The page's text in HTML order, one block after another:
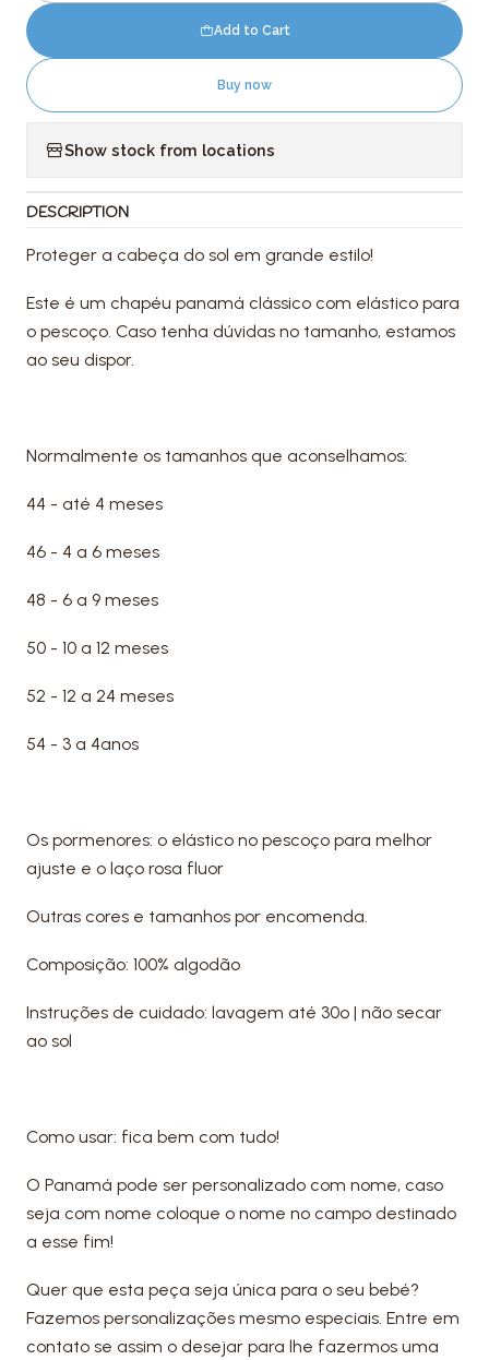
Add to Cart
Buy now
Show stock from locations
DESCRIPTION
Proteger a cabeça do sol em grande estilo!
Este é um chapéu panamá clássico com elástico para
o pescoço. Caso tenha dúvidas no tamanho, estamos
ao seu dispor.
Normalmente os tamanhos que aconselhamos:
44 - até 4 meses
46 - 4 a 6 meses
48 - 6 a 9 meses
50 - 10 a 12 meses
52 - 12 a 24 meses
54 - 3 a 4anos
Os pormenores: o elástico no pescoço para melhor
ajuste e o laço rosa fluor
Outras cores e tamanhos por encomenda.
Composição: 100% algodão
Instruções de cuidado: lavagem até 30º | não secar
ao sol
Como usar: fica bem com tudo!
O Panamá pode ser personalizado com nome, caso
seja com nome coloque o nome no campo destinado
a esse fim!
Quer que esta peça seja única para o seu bebé?
Fazemos personalizações mesmo especiais. Entre em
contato se assim o desejar para lhe fazermos uma